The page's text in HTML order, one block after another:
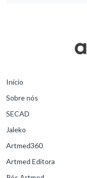
Início
Sobre nós
SECAD
Jaleko
Artmed360
Artmed Editora